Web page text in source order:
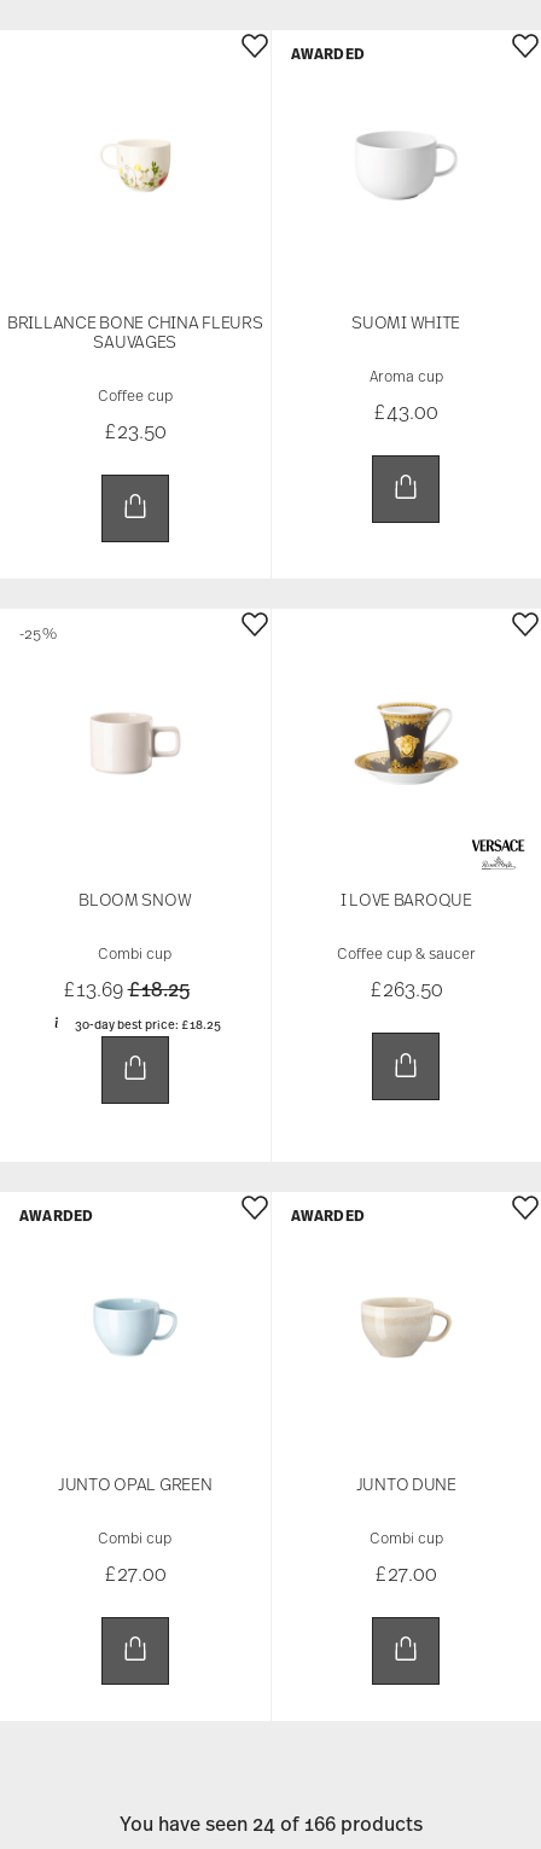
BRILLANCE BONE CHINA FLEURS
SAUVAGES
Coffee cup
£23.50
SUOMI WHITE
Aroma cup
£43.00
AWARDED
BLOOM SNOW
Combi cup
£13.69Price reduced from
£18.25to
30-day best price:£18.25
-25%
I LOVE BAROQUE
Coffee cup & saucer
£263.50
JUNTO OPAL GREEN
Combi cup
£27.00
AWARDED
JUNTO DUNE
Combi cup
£27.00
AWARDED
You have seen 24 of 166 products